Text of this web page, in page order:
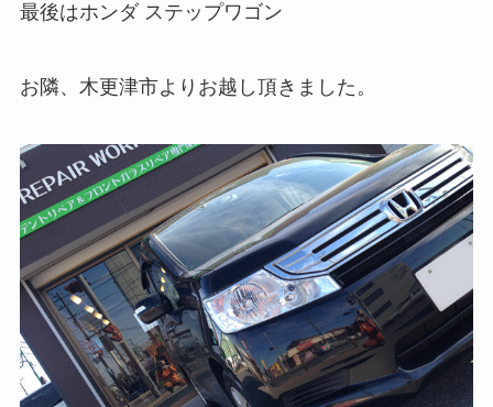
最後はホンダ ステップワゴン
お隣、木更津市よりお越し頂きました。